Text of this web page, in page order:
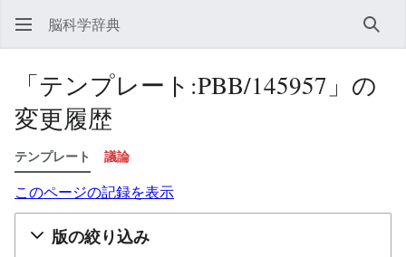
脳科学辞典 検索
「テンプレート:PBB/145957」の
変更履歴
テンプレート 議論
このページの記録を表示
版の絞り込み